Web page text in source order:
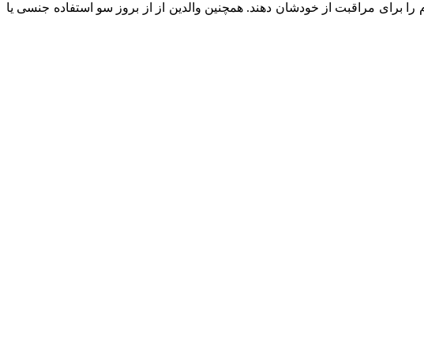
برای مراقبت از خودشان دهند. همچنین والدین از از بروز سو استفاده جنسی یا